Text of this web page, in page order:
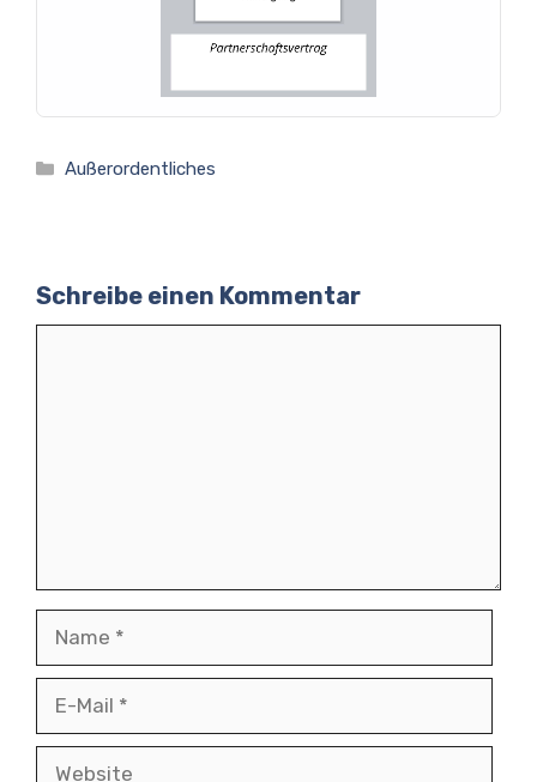
Kategorien
Außerordentliches
Schreibe einen Kommentar
Mail